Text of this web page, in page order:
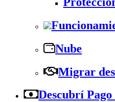
Nube
Migrar
Descubrí Pago